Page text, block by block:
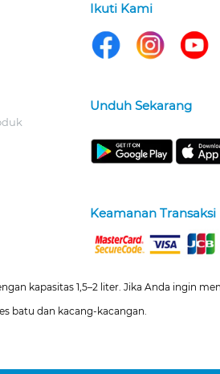
Ikuti Kami
Unduh Sekarang
Keamanan Transaksi
kapasitas 1,5–2 liter. Jika Anda ingin
batu dan kacang-kacangan.